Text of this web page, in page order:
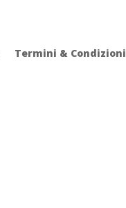
Termini & Condizioni